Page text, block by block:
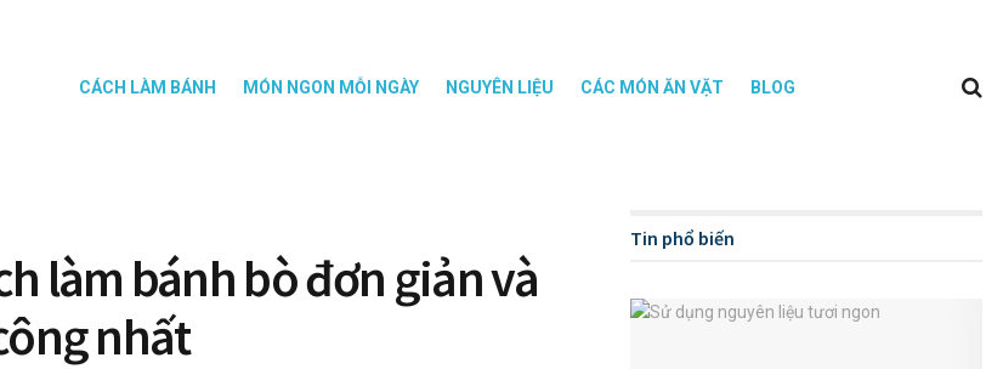
CÁCH LÀM BÁNH MÓN NGON MỖI NGÀY NGUYÊN LIỆU CÁC MÓN ĂN VẶT BLOG
làm bánh bò đơn giản và
nhất
Tin phổ biến